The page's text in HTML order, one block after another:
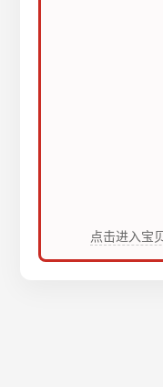
点击进入宝